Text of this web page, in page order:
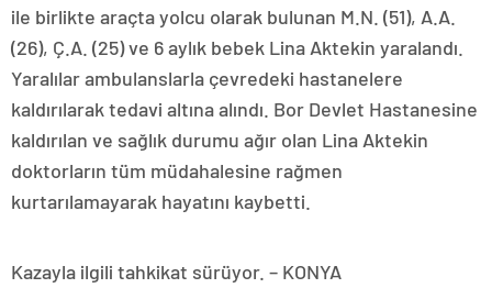
ile birlikte araçta yolcu olarak bulunan M.N. (51), A.A.
(26), Ç.A. (25) ve 6 aylık bebek Lina Aktekin yaralandı.
Yaralılar ambulanslarla çevredeki hastanelere
kaldırılarak tedavi altına alındı. Bor Devlet Hastanesine
kaldırılan ve sağlık durumu ağır olan Lina Aktekin
doktorların tüm müdahalesine rağmen
kurtarılamayarak hayatını kaybetti.
Kazayla ilgili tahkikat sürüyor. – KONYA